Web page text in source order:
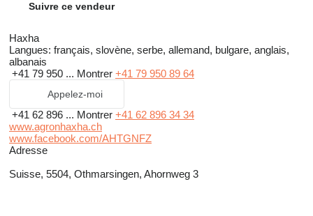
Suivre ce vendeur
Haxha
Langues: français, slovène, serbe, allemand, bulgare, anglais,
albanais
+41 79 950 ... Montrer +41 79 950 89 64
Appelez-moi
+41 62 896 ... Montrer +41 62 896 34 34
www.agronhaxha.ch
www.facebook.com/AHTGNFZ
Adresse
Suisse, 5504, Othmarsingen, Ahornweg 3